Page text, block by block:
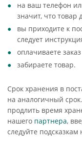
на ваш телефон
значит, что товар
вы приходите к
следует
оплачиваете
забираете товар.
Срок хранения в
на аналогичный
продлить время
нашего партнера,
следуйте подсказкам